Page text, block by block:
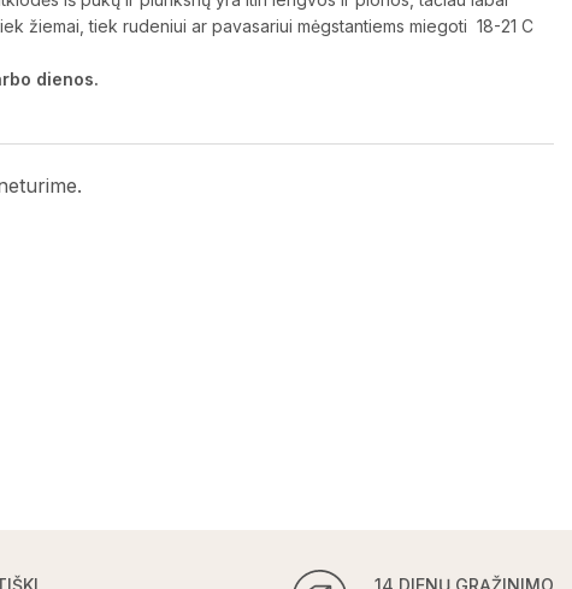
žiemai, tiek rudeniui ar pavasariui mėgstantiems miegoti 18-21 C
dienos.